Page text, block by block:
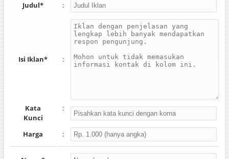
Judul* :
Isi Iklan* :
Kata
Kunci
:
Harga :